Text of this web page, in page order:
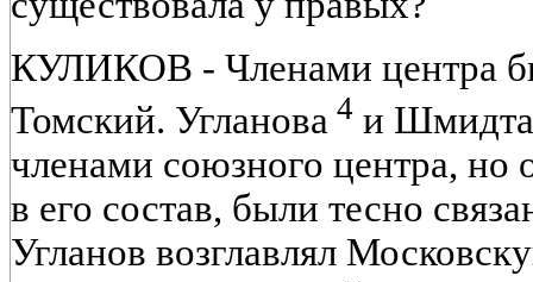
КУЛИКОВ - Членами центра
Томский. Угланова 4 и Шмидта
членами союзного центра, но
в его состав, были тесно
Угланов возглавлял